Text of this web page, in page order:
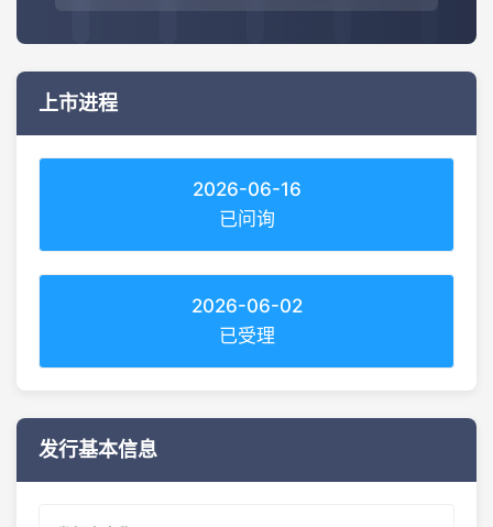
上市进程
2026-06-16
已问询
2026-06-02
已受理
发行基本信息